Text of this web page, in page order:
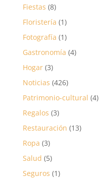
Fiestas (8)
Floristería (1)
Fotografía (1)
Gastronomía (4)
Hogar(3)
Noticias (426)
Patrimonio-cultural (4)
Regalos (3)
Restauración (13)
Ropa (3)
Salud (5)
Seguros (1)